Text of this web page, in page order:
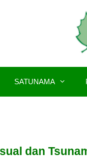
SATUNAMA
dan